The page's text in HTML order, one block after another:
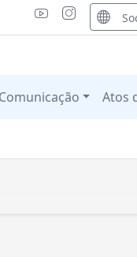
Comunicação Atos